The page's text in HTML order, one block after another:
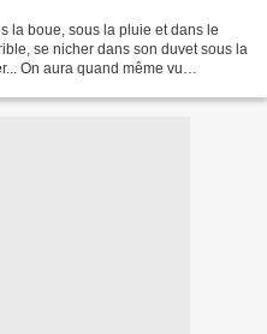
la boue, sous la pluie et dans le
se nicher dans son duvet sous la
On aura quand même vu